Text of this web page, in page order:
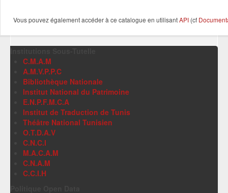
Vous pouvez également accéder à ce catalogue en utilisantAPI (cf
C.M.A.M
A.M.V.P.P.C
Bibliothèque Nationale
Institut National du Patrimoine
E.N.P.F.M.C.A
Institut de Traduction de Tunis
Théâtre National Tunisien
O.T.D.A.V
C.N.C.I
M.A.C.A.M
C.N.A.M
C.C.I.H